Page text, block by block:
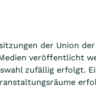
der Union
veröffentlicht
zufällig erfolgt.